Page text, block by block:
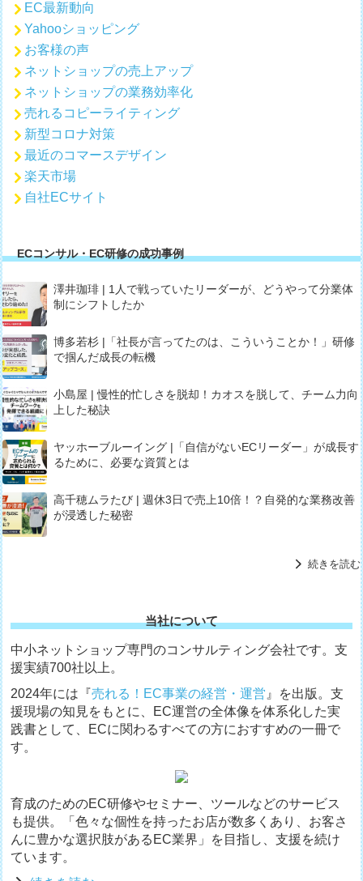
EC最新動向
Yahooショッピング
お客様の声
ネットショップの売上アップ
ネットショップの業務効率化
売れるコピーライティング
新型コロナ対策
最近のコマースデザイン
楽天市場
自社ECサイト
ECコンサル・EC研修の成功事例
澤井珈琲 | 1人で戦っていたリーダーが、どうやって分業体
制にシフトしたか
博多若杉 |「社長が言ってたのは、こういうことか！」研修
で掴んだ成長の転機
小島屋 | 慢性的忙しさを脱却！カオスを脱して、チーム力向
上した秘訣
ヤッホーブルーイング |「自信がないECリーダー」が成長す
るために、必要な資質とは
高千穂ムラたび | 週休3日で売上10倍！？自発的な業務改善
が浸透した秘密
続きを読む
当社について
中小ネットショップ専門のコンサルティング会社です。支
援実績700社以上。
2024年には『売れる！EC事業の経営・運営 』を出版。支
援現場の知見をもとに、EC運営の全体像を体系化した実
践書として、ECに関わるすべての方におすすめの一冊で
す。
育成のためのEC研修やセミナー、ツールなどのサービス
も提供。「色々な個性を持ったお店が数多くあり、お客さ
んに豊かな選択肢があるEC業界」を目指し、支援を続け
ています。